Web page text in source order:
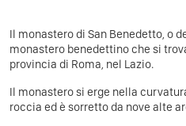
Il monastero di San Benedetto, o
monastero benedettino che si
provincia di Roma, nel Lazio.
Il monastero si erge nella
roccia ed è sorretto da nove alte